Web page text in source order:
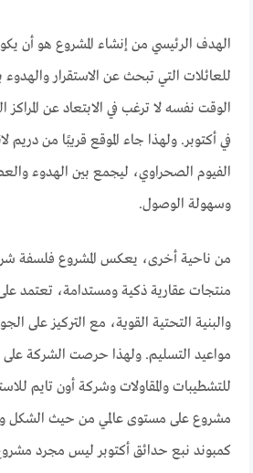
الهدف الرئيسي من إنشاء المشروع هو أن
للعائلات التي تبحث عن الاستقرار
الوقت نفسه لا ترغب في الابتعاد عن المراكز
في أكتوبر. ولهذا جاء الموقع قريبًا من
الفيوم الصحراوي، ليجمع بين الهدوء
وسهولة الوصول.
من ناحية أخرى، يعكس المشروع فلسفة
منتجات عقارية ذكية ومستدامة، تعتمد
والبنية التحتية القوية، مع التركيز على
مواعيد التسليم. ولهذا حرصت الشركة على
للتشطيبات والمقاولات وشركة أون تايم
مشروع على مستوى عالمي من حيث الشكل
كمبوند نبع حدائق أكتوبر ليس مجرد